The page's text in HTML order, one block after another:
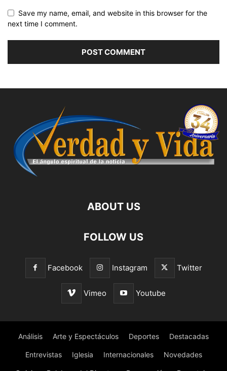
Save my name, email, and website in this browser for the
next time I comment.
ABOUT US
FOLLOW US
Facebook Instagram Twitter
Vimeo Youtube
Análisis Arte y Espectáculos Deportes Destacadas
Entrevistas Iglesia Internacionales Novedades